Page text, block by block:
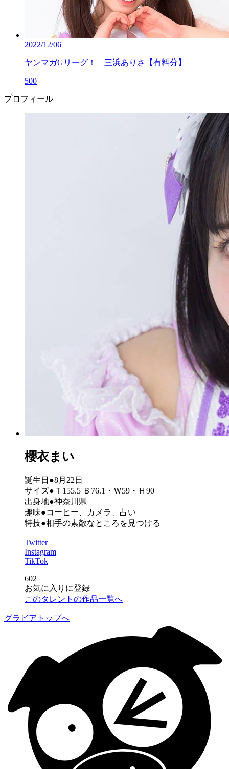
2022/12/06
ヤンマガGリーグ！ 三浜ありさ【有料分】
500
プロフィール
櫻衣まい
誕生日●8月22日
サイズ●Ｔ155.5 Ｂ76.1・Ｗ59・Ｈ90
出身地●神奈川県
趣味●コーヒー、カメラ、占い
特技●相手の素敵なところを見つける
Twitter
Instagram
TikTok
602
お気に入りに登録
このタレントの作品一覧へ
グラビアトップへ